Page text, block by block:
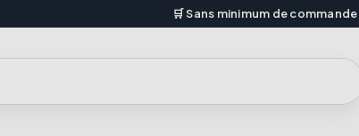
🛒 Sans minimum de commande